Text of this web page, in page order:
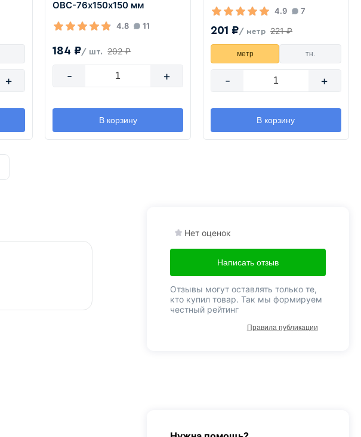
+
ОВС-76х150х150 мм
4.8 11
184 ₽/ шт. 202 ₽
- +
В корзину
4.9 7
201 ₽/ метр 221 ₽
метр тн.
- +
В корзину
Нет оценок
Написать отзыв
Отзывы могут оставлять только те,
кто купил товар. Так мы формируем
честный рейтинг
Правила публикации